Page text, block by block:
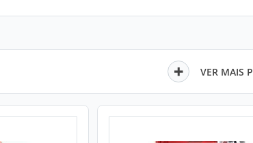
VER MAIS